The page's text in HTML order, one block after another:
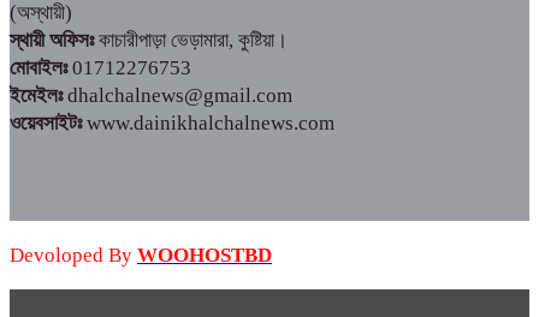
(অস্থায়ী)
স্থায়ী অফিসঃকাচারীপাড়া ভেড়ামারা, কুষ্টিয়া।
মোবাইলঃ01712276753
ইমেইলঃdhalchalnews@gmail.com
ওয়েবসাইটঃwww.dainikhalchalnews.com
Devoloped By WOOHOSTBD